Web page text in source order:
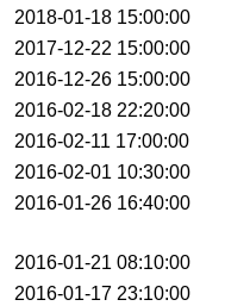
2018-01-18 15:00:00
2017-12-22 15:00:00
2016-12-26 15:00:00
2016-02-18 22:20:00
2016-02-11 17:00:00
2016-02-01 10:30:00
2016-01-26 16:40:00
2016-01-21 08:10:00
2016-01-17 23:10:00